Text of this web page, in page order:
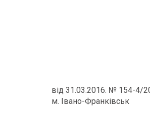
від 31.03.2016. № 154-4/
м. Івано-Франківськ